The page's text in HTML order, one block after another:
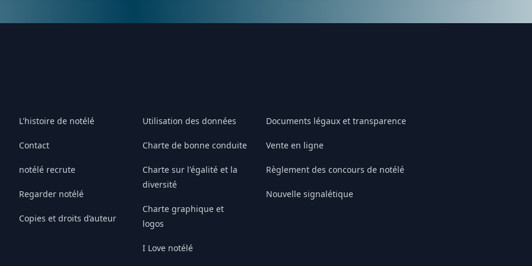
L'histoire de notélé
Contact
notélé recrute
Regarder notélé
Copies et droits d’auteur
Utilisation des données
Charte de bonne conduite
Charte sur l'égalité et la
diversité
Charte graphique et
logos
I Love notélé
Documents légaux et transparence
Vente en ligne
Règlement des concours de notélé
Nouvelle signalétique